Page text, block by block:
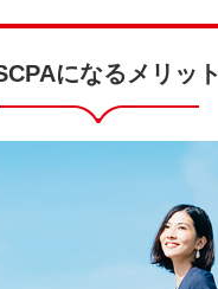
になるメリット